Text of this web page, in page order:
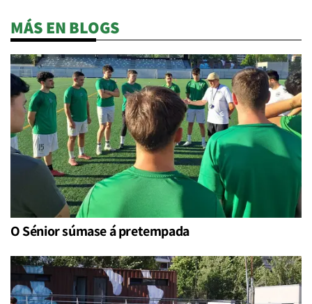
MÁS EN BLOGS
O Sénior súmase á pretempada